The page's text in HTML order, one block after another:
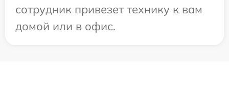
сотрудник привезет технику к вам
домой или в офис.